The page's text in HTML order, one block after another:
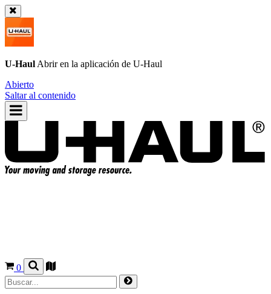
U-Haul Abrir en la aplicación de U-Haul
Abierto
Saltar al contenido
0